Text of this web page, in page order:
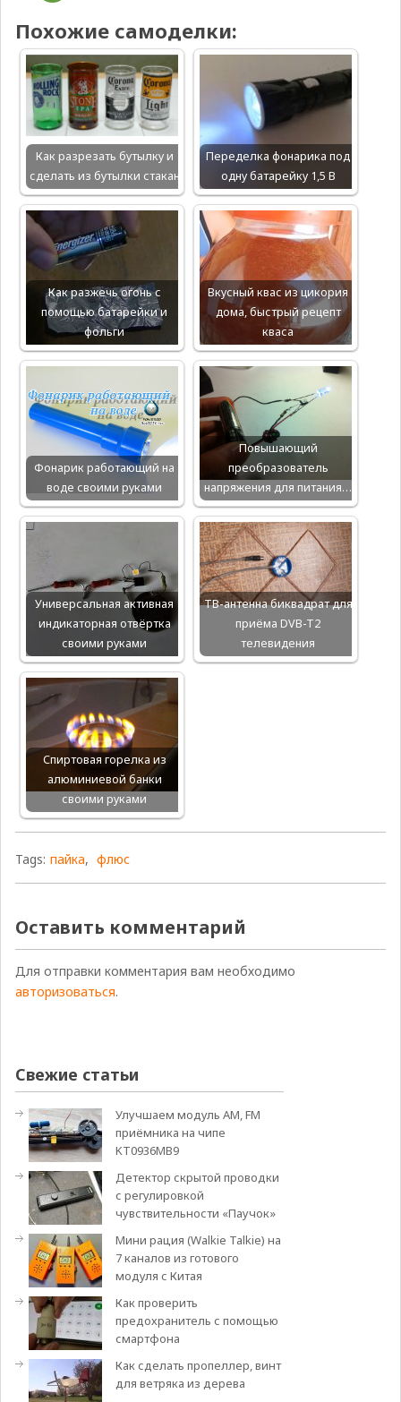
Похожие самоделки:
Как разрезать бутылку и
сделать из бутылки стакан
Переделка фонарика под
одну батарейку 1,5 В
Как разжечь огонь с
помощью батарейки и
фольги
Вкусный квас из цикория
дома, быстрый рецепт
кваса
Фонарик работающий на
воде своими руками
Повышающий
преобразователь
напряжения для питания…
Универсальная активная
индикаторная отвёртка
своими руками
ТВ-антенна биквадрат для
приёма DVB-T2
телевидения
Спиртовая горелка из
алюминиевой банки
своими руками
Tags: пайка, флюс
Оставить комментарий
Для отправки комментария вам необходимо
авторизоваться.
Свежие статьи
Улучшаем модуль АМ, FM
приёмника на чипе
KT0936MB9
Детектор скрытой проводки
с регулировкой
чувствительности «Паучок»
Мини рация (Walkie Talkie) на
7 каналов из готового
модуля с Китая
Как проверить
предохранитель с помощью
смартфона
Как сделать пропеллер, винт
для ветряка из дерева